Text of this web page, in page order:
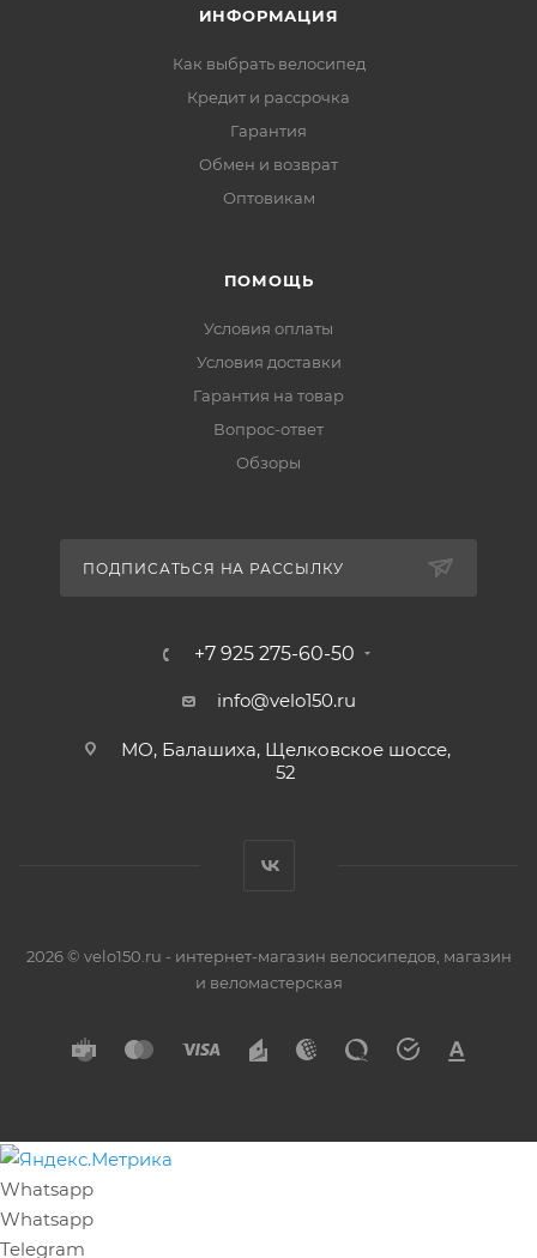
ИНФОРМАЦИЯ
Как выбрать велосипед
Кредит и рассрочка
Гарантия
Обмен и возврат
Оптовикам
ПОМОЩЬ
Условия оплаты
Условия доставки
Гарантия на товар
Вопрос-ответ
Обзоры
ПОДПИСАТЬСЯ НА РАССЫЛКУ
+7 925 275-60-50
info@velo150.ru
МО, Балашиха, Щелковское шоссе,
52
2026 © velo150.ru - интернет-магазин велосипедов, магазин
и веломастерская
Whatsapp
Whatsapp
Telegram